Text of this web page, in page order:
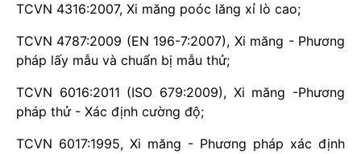
TCVN 4316:2007, Xi măng poóc lăng xỉ lò cao;
TCVN 4787:2009 (EN 196-7:2007), Xi măng - Phương
pháp lấy mẫu và chuẩn bị mẫu thử;
TCVN 6016:2011 (ISO 679:2009), Xi măng -Phương
pháp thử - Xác định cường độ;
TCVN 6017:1995, Xi măng - Phương pháp xác định